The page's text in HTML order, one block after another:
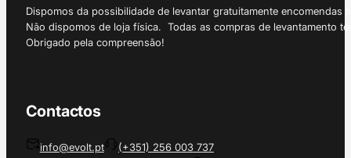
Dispomos da possibilidade de levantar gratuitamente
Não dispomos de loja física. Todas as compras de levantamento
Obrigado pela compreensão!
Contactos
info@evolt.pt
(+351) 256 003 737